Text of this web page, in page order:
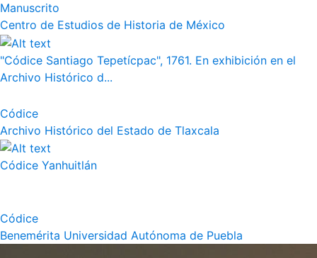
Manuscrito
Centro de Estudios de Historia de México
"Códice Santiago Tepetícpac", 1761. En exhibición en el
Archivo Histórico d...
Códice
Archivo Histórico del Estado de Tlaxcala
Códice Yanhuitlán
Códice
Benemérita Universidad Autónoma de Puebla